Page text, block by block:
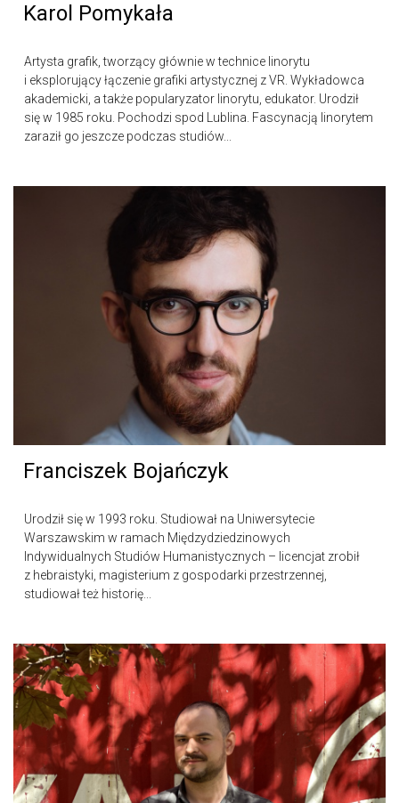
Karol Pomykała
Artysta grafik, tworzący głównie w technice linorytu
i eksplorujący łączenie grafiki artystycznej z VR. Wykładowca
akademicki, a także popularyzator linorytu, edukator. Urodził
się w 1985 roku. Pochodzi spod Lublina. Fascynacją linorytem
zaraził go jeszcze podczas studiów...
Franciszek Bojańczyk
Urodził się w 1993 roku. Studiował na Uniwersytecie
Warszawskim w ramach Międzydziedzinowych
Indywidualnych Studiów Humanistycznych – licencjat zrobił
z hebraistyki, magisterium z gospodarki przestrzennej,
studiował też historię...